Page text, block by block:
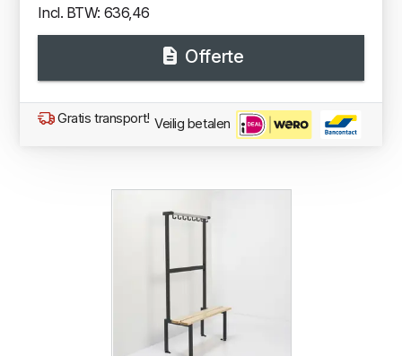
Incl. BTW: 636,46
Offerte
Gratis transport! Veilig betalen